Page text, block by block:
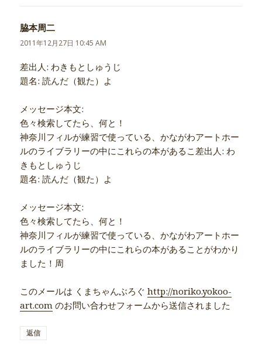
脇本周二
り:
2011年12月27日 10:45 AM
差出人: わきもとしゅうじ
題名: 読んだ（観た）よ
メッセージ本文:
色々検索してたら、何と！
神奈川フィルが練習で使っている、かながわアートホー
ルのライブラリーの中にこれらの本があるこ差出人: わ
きもとしゅうじ
題名: 読んだ（観た）よ
メッセージ本文:
色々検索してたら、何と！
神奈川フィルが練習で使っている、かながわアートホー
ルのライブラリーの中にこれらの本があることがわかり
ました！周
このメールは くまちゃんぶろぐhttp://noriko.yokoo-
art.com のお問い合わせフォームから送信されました
返信